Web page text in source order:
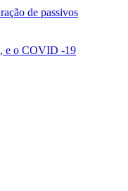
e o COVID -19